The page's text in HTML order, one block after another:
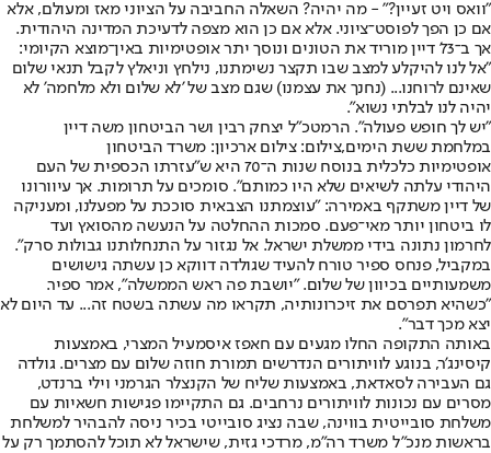
"וואס ויט זעיין?" - מה יהיה? השאלה החביבה על הציוני מאז ומעולם, אלא
אם כן הפך לפוסט־ציוני. אלא אם כן הוא מצפה לדעיכת המדינה היהודית.
אך ב־73' דיין מוריד את הטונים ונוסך יתר אופטימיות באין־מוצא הקיומי:
"אל לנו להיקלע למצב שבו תקצר נשימתנו, נילחץ וניאלץ לקבל תנאי שלום
שאינם לרוחנו... (נחנך את עצמנו) שגם מצב של 'לא שלום ולא מלחמה' לא
יהיה לנו לבלתי נשוא".
"יש לך חופש פעולה". הרמטכ"ל יצחק רבין ושר הביטחון משה דיין
במלחמת ששת הימים,צילום: צילום ארכיון: משרד הביטחון
אופטימיות כלכלית בנוסח שנות ה־70 היא ש"עזרתו הכספית של העם
היהודי עלתה לשיאים שלא היו כמותם". סומכים על תרומות. אך עיוורונו
של דיין משתקף באמירה: "עוצמתנו הצבאית סוככת על מפעלנו, ומעניקה
לו ביטחון יותר מאי־פעם. סמכות ההחלטה על הנעשה מהסואץ ועד
לחרמון נתונה בידי ממשלת ישראל. אל נגזור על התנחלותנו גבולות סרק".
במקביל, פנחס ספיר טורח להעיד שגולדה דווקא כן עשתה גישושים
משמעותיים בכיוון של שלום. "יושבת פה ראש הממשלה", אמר ספיר.
"כשהיא תפרסם את זיכרונותיה, תקראו מה עשתה בשטח זה... עד היום לא
יצא מכך דבר".
באותה התקופה החלו מגעים עם חאפז איסמעיל המצרי, באמצעות
קיסינג'ר, בנוגע לוויתורים הנדרשים תמורת חוזה שלום עם מצרים. גולדה
גם העבירה לסאדאת, באמצעות שליח של הקנצלר הגרמני וילי ברנדט,
מסרים עם נכונות לוויתורים נרחבים. גם התקיימו פגישות חשאיות עם
משלחת סובייטית בווינה, שבה נציג סובייטי בכיר ניסה להבהיר למשלחת
בראשות מנכ"ל משרד רה"מ, מרדכי גזית, שישראל לא תוכל להסתמך רק על